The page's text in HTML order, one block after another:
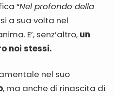
“Nel profondo della
a sua volta nel
E’, senz’altro, un
noi stessi.
nel suo
, ma anche di rinascita di